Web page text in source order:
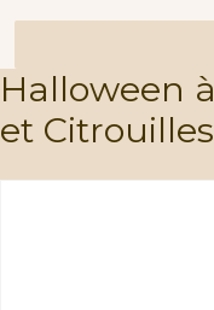
Halloween
et